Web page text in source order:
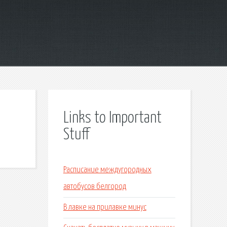
Links to Important
Stuff
Расписание междугородных
автобусов белгород
В лавке на прилавке минус